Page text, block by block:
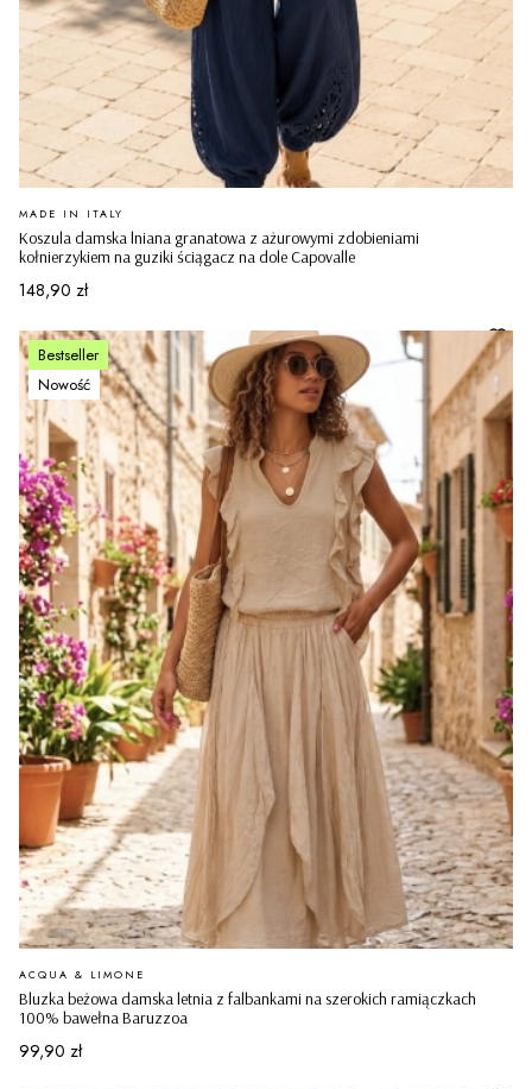
Koszula damska lniana granatowa z ażurowymi zdobieniami
kołnierzykiem na guziki ściągacz na dole Capovalle
PRODUCENT
MADE IN ITALY
Cena
148,90 zł
Bestseller
Nowość
Bluzka beżowa damska letnia z falbankami na szerokich ramiączkach
100% bawełna Baruzzoa
PRODUCENT
ACQUA & LIMONE
Cena
99,90 zł